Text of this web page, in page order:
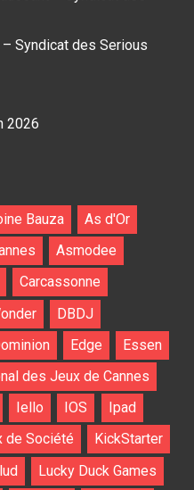
Syndicat des Serious
2026
Bauza
As d'Or
Asmodee
Carcassonne
DBDJ
Edge
Essen
des Jeux de Cannes
Iello IOS
Ipad
de Société
KickStarter
Lucky Duck Games